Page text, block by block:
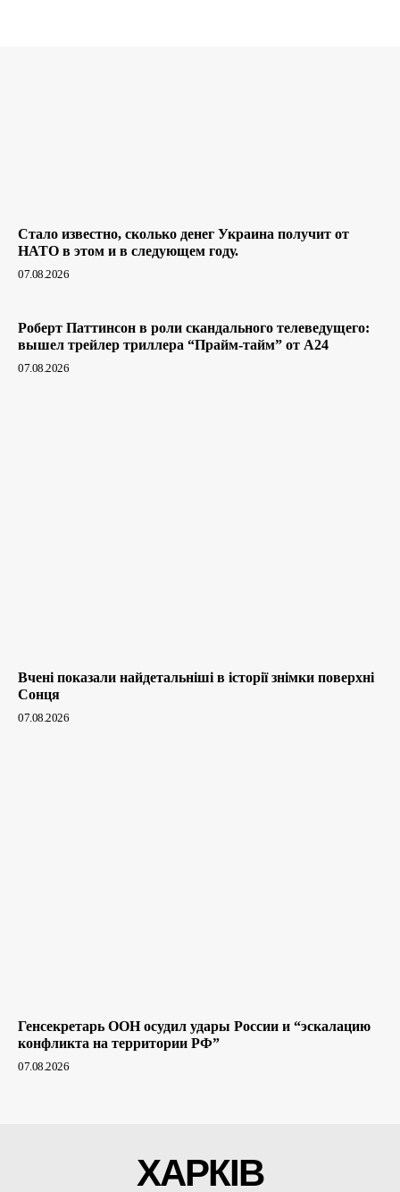
Стало известно, сколько денег Украина получит от
НАТО в этом и в следующем году.
07.08.2026
Роберт Паттинсон в роли скандального телеведущего:
вышел трейлер триллера “Прайм-тайм” от A24
07.08.2026
Вчені показали найдетальніші в історії знімки поверхні
Сонця
07.08.2026
Генсекретарь ООН осудил удары России и “эскалацию
конфликта на территории РФ”
07.08.2026
ХАРКІВ